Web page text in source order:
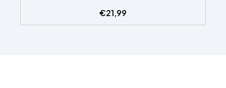
inizia. Sempre lucida: garantisce una finitura
brillante e uniforme in ogni condizione.
€21,99